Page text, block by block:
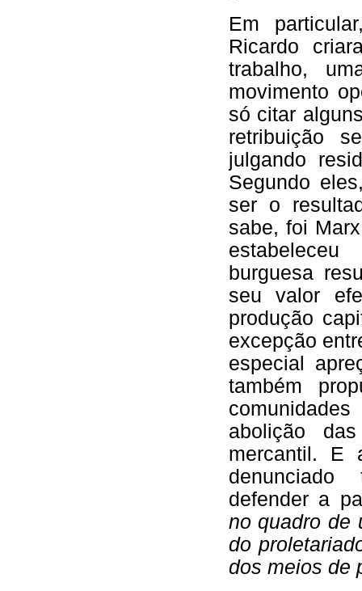
Em
Ricardo
trabalho,
movimento
só citar
retribuição
julgando
Segundo
ser o
sabe, foi
burguesa
seu valor
produção
excepção
especial
também
abolição
mercantil. E
defender a
no quadro de
do
dos meios de